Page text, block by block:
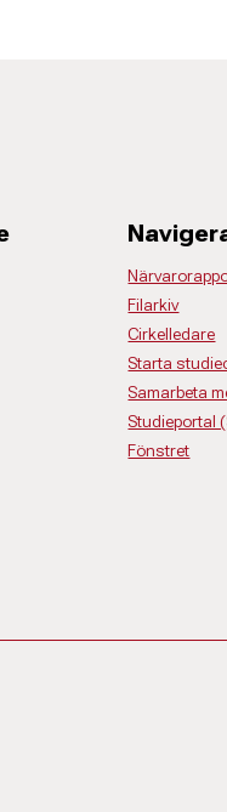
Filarkiv
Cirkelledare
Starta
Samarbeta
Studieportal
Fönstret